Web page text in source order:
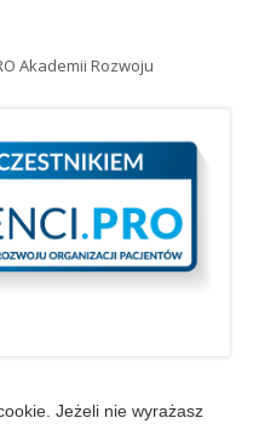
Akademii Rozwoju
Jeżeli nie wyrażasz